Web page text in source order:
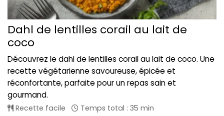
Dahl de lentilles corail au lait de
coco
Découvrez le dahl de lentilles corail au lait de coco. Une
recette végétarienne savoureuse, épicée et
réconfortante, parfaite pour un repas sain et
gourmand.
Recette facile Temps total : 35 min